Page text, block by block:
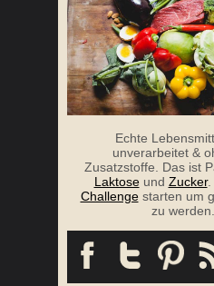
Echte
unverarbeitet &
Zusatzstoffe. Das ist
Laktoseund Zucker.
Challengestarten um
zu werden.